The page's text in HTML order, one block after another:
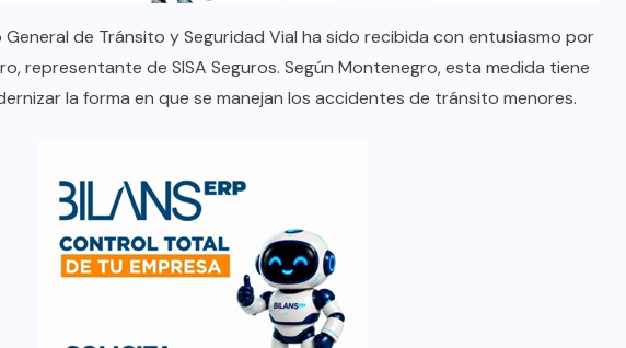
de Tránsito y Seguridad Vial ha sido recibida con entusiasmo por
representante de SISA Seguros. Según Montenegro, esta medida tiene
la forma en que se manejan los accidentes de tránsito menores.